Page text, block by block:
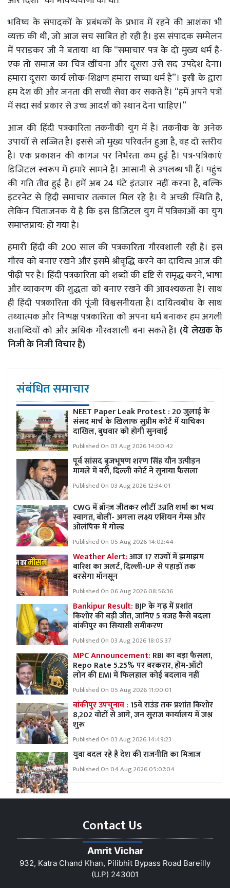
भविष्य के संपादकों के प्रबंधकों के प्रभाव में रहने की आशंका भी
व्यक्त की थी, जो आज सच साबित हो रही है। इस संपादक सम्मेलन
में पराड़कर जी ने बताया था कि “समाचार पत्र के दो मुख्य धर्म है-
एक तो समाज का चित्र खींचना और दूसरा उसे सद उपदेश देना।
हमारा दूसरा कार्य लोक-शिक्षण हमारा सच्चा धर्म है”। इसी के द्वारा
हम देश की और जनता की सच्ची सेवा कर सकते हैं। “हमें अपने पत्रों
में सदा सर्व प्रकार से उच्च आदर्श को स्थान देना चाहिए।”
आज की हिंदी पत्रकारिता तकनीकी युग में है। तकनीक के अनेक
उपायों से सज्जित है। इससे जो मुख्य परिवर्तन हुआ है, वह दो स्तरीय
है। एक प्रकाशन की कागज पर निर्भरता कम हुई है। पत्र-पत्रिकाएं
डिजिटल स्वरूप में हमारे सामने है। आसानी से उपलब्ध भी हैं। पहुंच
की गति तीव्र हुई है। हमें अब 24 घंटे इंतजार नहीं करना है, बल्कि
इंटरनेट से हिंदी समाचार तत्काल मिल रहे है। ये अच्छी स्थिति है,
लेकिन चिंताजनक ये है कि इस डिजिटल युग में पत्रिकाओं का युग
समाप्तप्राय: हो गया है।
हमारी हिंदी की 200 साल की पत्रकारिता गौरवशाली रही है। इस
गौरव को बनाए रखने और इसमें श्रीवृद्धि करने का दायित्व आज की
पीढ़ी पर है। हिंदी पत्रकारिता को शब्दों की दृष्टि से समृद्ध करने, भाषा
और व्याकरण की शुद्धता को बनाए रखने की आवश्यकता है। साथ
ही हिंदी पत्रकारिता की पूंजी विश्वसनीयता है। दायित्वबोध के साथ
तथ्यात्मक और निष्पक्ष पत्रकारिता को अपना धर्म बनाकर हम अगली
शताब्दियों को और अधिक गौरवशाली बना सकते हैं। (ये लेखक के
निजी के निजी विचार हैं)
संबंधित समाचार
NEET Paper Leak Protest : 20 जुलाई के
संसद मार्च के खिलाफ सुप्रीम कोर्ट में याचिका
दाखिल, बुधवार को होगी सुनवाई
Published On 03 Aug 2026 14:00:42
पूर्व सांसद बृजभूषण शरण सिंह यौन उत्पीड़न
मामले में बरी, दिल्ली कोर्ट ने सुनाया फैसला
Published On 03 Aug 2026 12:34:01
CWG में ब्रॉन्ज़ जीतकर लौटीं उन्नति शर्मा का भव्य
स्वागत, बोलीं- अगला लक्ष्य एशियन गेम्स और
ओलंपिक में गोल्ड
Published On 05 Aug 2026 14:02:44
Weather Alert:आज 17 राज्यों में झमाझम
बारिश का अलर्ट, दिल्ली-UP से पहाड़ों तक
बरसेगा मॉनसून
Published On 06 Aug 2026 08:56:36
Bankipur Result: BJP के गढ़ में प्रशांत
किशोर की बड़ी जीत, जानिए 5 वजह कैसे बदला
बांकीपुर का सियासी समीकरण
Published On 03 Aug 2026 18:05:37
MPC Announcement: RBI का बड़ा फैसला,
Repo Rate 5.25% पर बरकरार, होम-ऑटो
लोन की EMI में फिलहाल कोई बदलाव नहीं
Published On 05 Aug 2026 11:00:01
बांकीपुर उपचुनाव :15वें राउंड तक प्रशांत किशोर
8,202 वोटों से आगे, जन सुराज कार्यालय में जश्न
शुरू
Published On 03 Aug 2026 14:49:23
युवा बदल रहे हैं देश की राजनीति का मिजाज
Published On 04 Aug 2026 05:07:04
Contact Us
Amrit Vichar
932, Katra Chand Khan, Pilibhit Bypass Road Bareilly
(U.P) 243001